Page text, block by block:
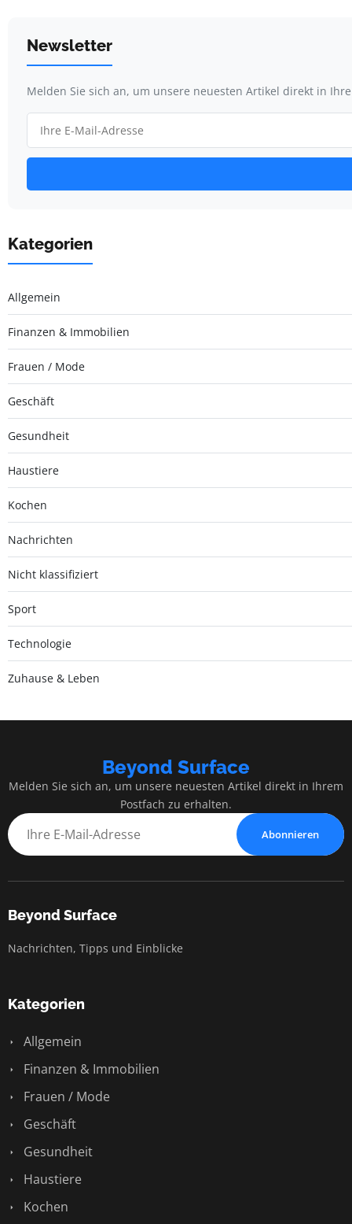
Newsletter
Melden Sie sich an, um unsere neuesten Artikel direkt in
Kategorien
Allgemein
Finanzen & Immobilien
Frauen / Mode
Geschäft
Gesundheit
Haustiere
Kochen
Nachrichten
Nicht klassifiziert
Sport
Technologie
Zuhause & Leben
Beyond Surface
Melden Sie sich an, um unsere neuesten Artikel direkt in Ihrem
Postfach zu erhalten.
Abonnieren
Beyond Surface
Nachrichten, Tipps und Einblicke
Kategorien
Allgemein
Finanzen & Immobilien
Frauen / Mode
Geschäft
Gesundheit
Haustiere
Kochen